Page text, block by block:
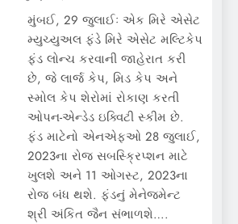
મુંબઈ, 29 જુલાઈઃ એક મિરે એસેટ
મ્યુચ્યુઅલ ફંડે મિરે એસેટ મલ્ટિકેપ
ફંડ લોન્ચ કરવાની જાહેરાત કરી
છે, જે લાર્જ કેપ, મિડ કેપ અને
સ્મોલ કેપ શેરોમાં રોકાણ કરતી
ઓપન-એન્ડેડ ઇક્વિટી સ્કીમ છે.
ફંડ માટેનો એનએફઓ 28 જુલાઈ,
2023ના રોજ સબસ્ક્રિપ્શન માટે
ખુલશે અને 11 ઓગસ્ટ, 2023ના
રોજ બંધ થશે. ફંડનું મેનેજમેન્ટ
શ્રી અંકિત જૈન સંભાળશે….